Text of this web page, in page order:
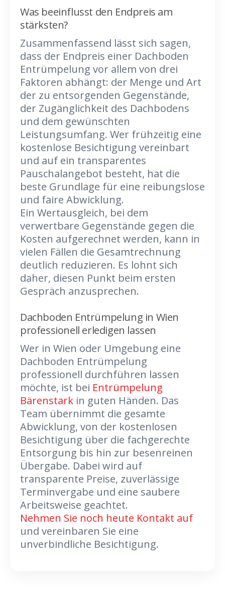
Was beeinflusst den Endpreis am
stärksten?
Zusammenfassend lässt sich sagen,
dass der Endpreis einer Dachboden
Entrümpelung vor allem von drei
Faktoren abhängt: der Menge und Art
der zu entsorgenden Gegenstände,
der Zugänglichkeit des Dachbodens
und dem gewünschten
Leistungsumfang. Wer frühzeitig eine
kostenlose Besichtigung vereinbart
und auf ein transparentes
Pauschalangebot besteht, hat die
beste Grundlage für eine reibungslose
und faire Abwicklung.
Ein Wertausgleich, bei dem
verwertbare Gegenstände gegen die
Kosten aufgerechnet werden, kann in
vielen Fällen die Gesamtrechnung
deutlich reduzieren. Es lohnt sich
daher, diesen Punkt beim ersten
Gespräch anzusprechen.
Dachboden Entrümpelung in Wien
professionell erledigen lassen
Wer in Wien oder Umgebung eine
Dachboden Entrümpelung
professionell durchführen lassen
möchte, ist bei Entrümpelung
Bärenstark in guten Händen. Das
Team übernimmt die gesamte
Abwicklung, von der kostenlosen
Besichtigung über die fachgerechte
Entsorgung bis hin zur besenreinen
Übergabe. Dabei wird auf
transparente Preise, zuverlässige
Terminvergabe und eine saubere
Arbeitsweise geachtet.
Nehmen Sie noch heute Kontakt auf
und vereinbaren Sie eine
unverbindliche Besichtigung.